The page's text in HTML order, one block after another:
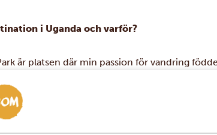
i Uganda och varför?
är platsen där min passion för vandring
(3 669 m) och Mount Muhabura (4 127 m).
474 m), och dessutom efter att återvända till
älskar vandring, utan också en viktig fristad